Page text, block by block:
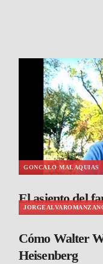
GONCALO MALAQUIAS
El asiento del
Cómo Walter
Heisenberg